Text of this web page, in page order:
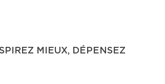
MIEUX, DÉPENSEZ